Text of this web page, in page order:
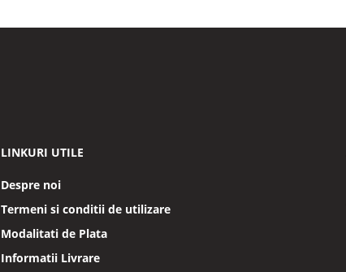
LINKURI UTILE
Despre noi
Termeni si conditii de utilizare
Modalitati de Plata
Informatii Livrare